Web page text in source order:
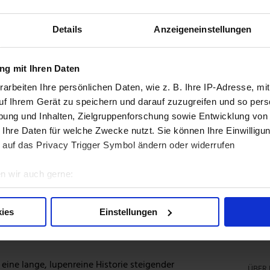
Details Anzeigeneinstellungen
mit Ihren Daten
Ihre persönlichen Daten, wie z. B. Ihre IP-Adresse,
Ihrem Gerät zu speichern und darauf zuzugreifen und so
und Inhalten, Zielgruppenforschung sowie Entwicklung
Daten für welche Zwecke nutzt. Sie können Ihre
das Privacy Trigger Symbol ändern oder widerrufen
wir auch gerne:
geografische Lage erfassen, welche bis auf einige Meter
Ihre persönlichen Daten verarbeitet werden, und legen Sie
und Anzeigen zu personalisieren, Funktionen für soziale
Einstellungen
Drei Aktien mit längerer Dividendenhistorie als
beim Investieren, statt dem nächsten
und übersehen dabei naheliegende attraktive
Dividenden seit über 50
lange, lupenreine Historie steigender